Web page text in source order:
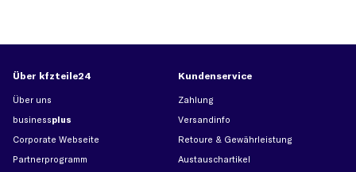
Über kfzteile24
Über uns
businessplus
Corporate Webseite
Partnerprogramm
Kundenservice
Zahlung
Versandinfo
Retoure & Gewährleistung
Austauschartikel